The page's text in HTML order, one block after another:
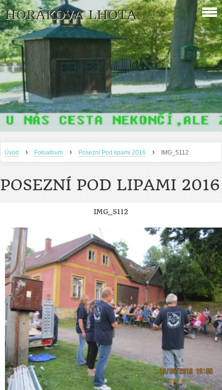
HORÁKOVA LHOTA
Úvod › Fotoalbum › Posezní Pod lipami 2016 › IMG_5112
POSEZNÍ POD LIPAMI 2016
IMG_5112